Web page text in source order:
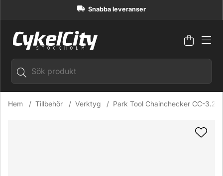
Snabba leveranser
Antal i
.
Hem Tillbehör Verktyg Park Tool Chainchecker CC-3.2
Produktbilder Park Tool Chainchecker CC-3.2 Kedjemätare